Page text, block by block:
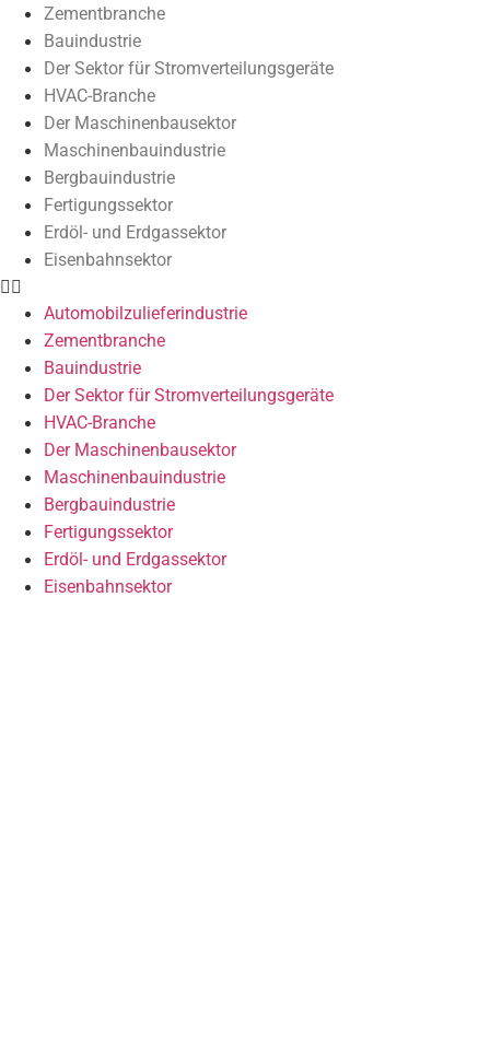
Zementbranche
Bauindustrie
Der Sektor für Stromverteilungsgeräte
HVAC-Branche
Der Maschinenbausektor
Maschinenbauindustrie
Bergbauindustrie
Fertigungssektor
Erdöl- und Erdgassektor
Eisenbahnsektor
Automobilzulieferindustrie
Zementbranche
Bauindustrie
Der Sektor für Stromverteilungsgeräte
HVAC-Branche
Der Maschinenbausektor
Maschinenbauindustrie
Bergbauindustrie
Fertigungssektor
Erdöl- und Erdgassektor
Eisenbahnsektor